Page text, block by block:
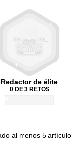
Redactor de élite
0 DE 3 RETOS
al menos 5